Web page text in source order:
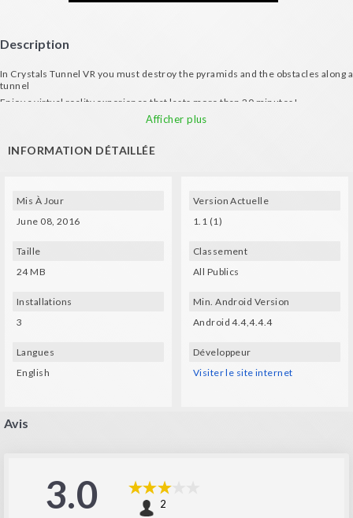
Description
In Crystals Tunnel VR you must destroy the pyramids and the obstacles along a
tunnel
Enjoy a virtual reality experience that lasts more than 20 minutes!
Afficher plus
INFORMATION DÉTAILLÉE
Mis À Jour
June 08, 2016
Taille
24 MB
Installations
3
Langues
English
Version Actuelle
1.1 (1)
Classement
All Publics
Min. Android Version
Android 4.4,4.4.4
Développeur
Visiter le site internet
Avis
3.0 2